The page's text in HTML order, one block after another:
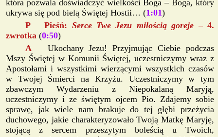
która pozwala doświadczyć wielkości Boga – Boga, który
ukrywa się pod bielą Świętej Hostii… (1:01)
P Pieśń: Serce Twe Jezu miłością goreje– 4.
zwrotka (0:50)
A Ukochany Jezu! Przyjmując Ciebie podczas
Mszy Świętej w Komunii Świętej, uczestniczymy wraz z
Apostołami i wszystkimi wierzącymi wszystkich czasów
w Twojej Śmierci na Krzyżu. Uczestniczymy w tym
zbawczym Wydarzeniu z Niepokalaną Maryją,
uczestniczymy i ze świętym ojcem Pio. Zdajemy sobie
sprawę, jak wiele nam brakuje do tej głębi przeżycia
duchowego, jakie charakteryzowało Twoją Matkę Maryję,
stojącą z sercem przeszytym boleścią u Twoich,